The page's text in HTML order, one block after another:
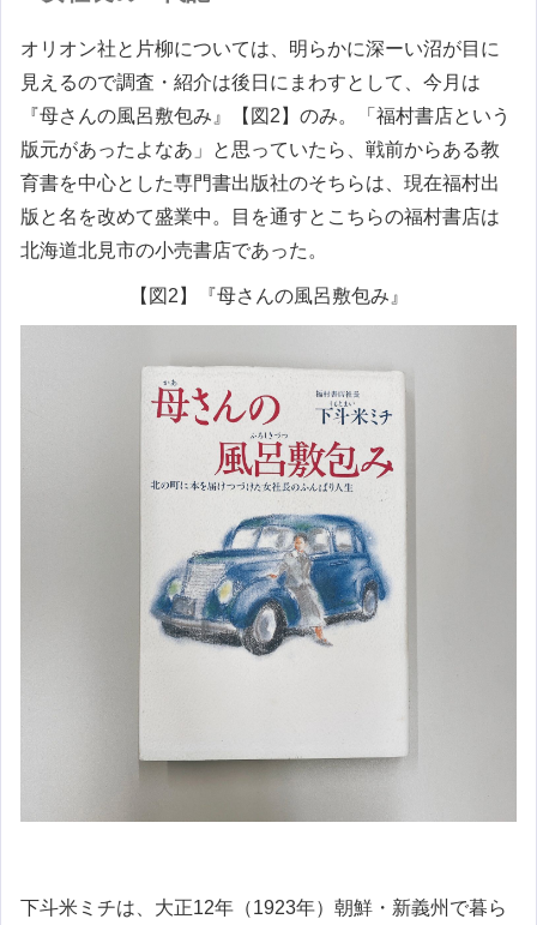
オリオン社と片柳については、明らかに深ーい沼が目に
見えるので調査・紹介は後日にまわすとして、今月は
『母さんの風呂敷包み』【図2】のみ。「福村書店という
版元があったよなあ」と思っていたら、戦前からある教
育書を中心とした専門書出版社のそちらは、現在福村出
版と名を改めて盛業中。目を通すとこちらの福村書店は
北海道北見市の小売書店であった。
【図2】『母さんの風呂敷包み』
下斗米ミチは、大正12年（1923年）朝鮮・新義州で暮ら